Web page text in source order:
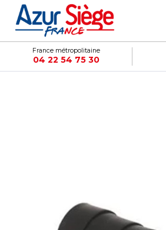
France métropolitaine
04 22 54 75 30
Panneau de gestion des cookies